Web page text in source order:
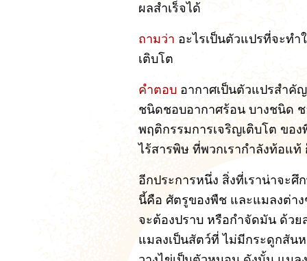
ผลสำเร็จได้
ถามว่า อะไรเป็นตัวแปรที่จะท
เติบโต
คำตอบอากาศเป็นตัวแปรสำคั
ชนิดชอบอากาศร้อน บางชนิด
พฤติกรรมการเจริญเติบโต ขอ
ไร้สารพิษ ที่พวกเรากำลังท้อแท้
อีกประการหนึ่ง สิ่งที่เราน่าจะศึ
นี้คือ ศัตรูของพืช และแมลงต่าง
จะต้องปราบ หรือกำจัดมัน ด้วย
แมลงเป็นสัตว์ที่ ไม่มีกระดูกสัน